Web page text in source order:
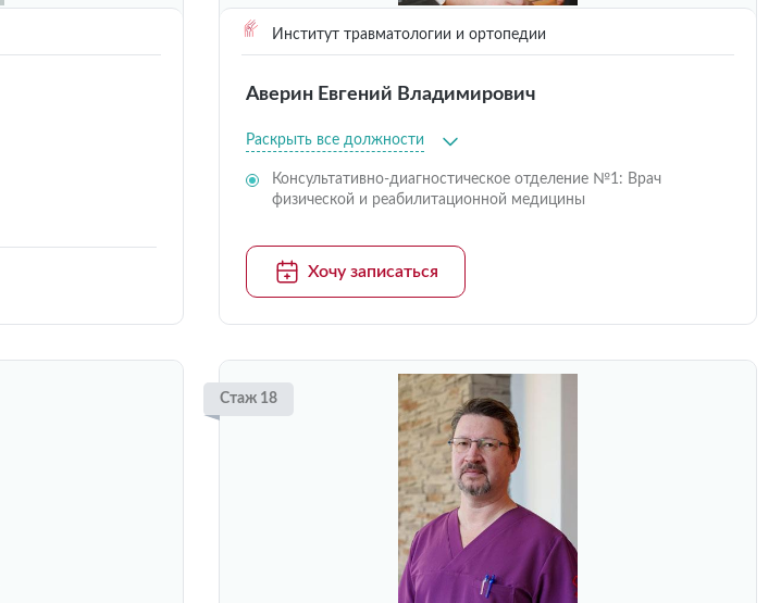
Институт травматологии и ортопедии
Аверин Евгений Владимирович
Раскрыть все должности
Консультативно-диагностическое отделение №1: Врач
физической и реабилитационной медицины
Хочу записаться
Стаж 18